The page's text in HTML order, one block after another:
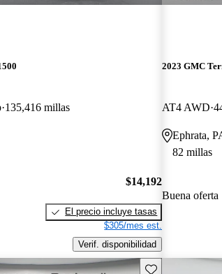
135,416 millas
$14,192
El precio incluye tasas
$305/mes est.
Verif. disponibilidad
2023 GMC
AT4 AWD
Ephrata,
82 millas
Buena oferta
Guarda este Aviso